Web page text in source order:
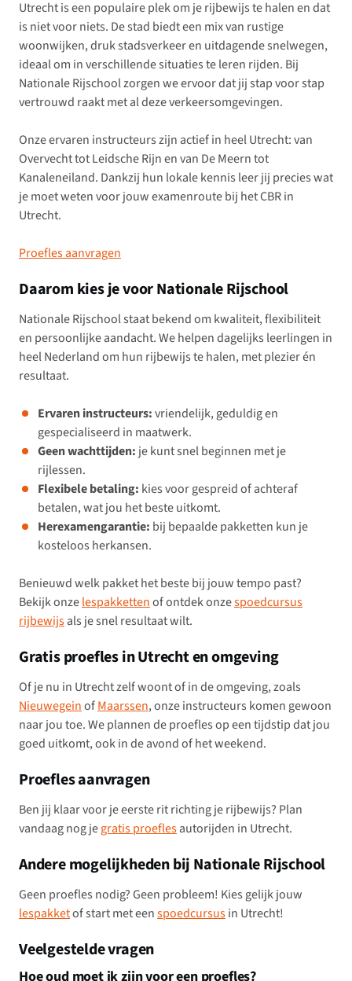
Utrecht is een populaire plek om je rijbewijs te halen en dat
is niet voor niets. De stad biedt een mix van rustige
woonwijken, druk stadsverkeer en uitdagende snelwegen,
ideaal om in verschillende situaties te leren rijden. Bij
Nationale Rijschool zorgen we ervoor dat jij stap voor stap
vertrouwd raakt met al deze verkeersomgevingen.
Onze ervaren instructeurs zijn actief in heel Utrecht: van
Overvecht tot Leidsche Rijn en van De Meern tot
Kanaleneiland. Dankzij hun lokale kennis leer jij precies wat
je moet weten voor jouw examenroute bij het CBR in
Utrecht.
Proefles aanvragen
Daarom kies je voor Nationale Rijschool
Nationale Rijschool staat bekend om kwaliteit, flexibiliteit
en persoonlijke aandacht. We helpen dagelijks leerlingen in
heel Nederland om hun rijbewijs te halen, met plezier én
resultaat.
Ervaren instructeurs:vriendelijk, geduldig en
gespecialiseerd in maatwerk.
Geen wachttijden: je kunt snel beginnen met je
rijlessen.
Flexibele betaling: kies voor gespreid of achteraf
betalen, wat jou het beste uitkomt.
Herexamengarantie: bij bepaalde pakketten kun je
kosteloos herkansen.
Benieuwd welk pakket het beste bij jouw tempo past?
Bekijk onzelespakkettenof ontdek onzespoedcursus
rijbewijsals je snel resultaat wilt.
Gratis proefles in Utrecht en omgeving
Of je nu in Utrecht zelf woont of in de omgeving, zoals
NieuwegeinofMaarssen, onze instructeurs komen gewoon
naar jou toe. We plannen de proefles op een tijdstip dat jou
goed uitkomt, ook in de avond of het weekend.
Proefles aanvragen
Ben jij klaar voor je eerste rit richting je rijbewijs? Plan
vandaag nog jegratis proeflesautorijden in Utrecht.
Andere mogelijkheden bij Nationale Rijschool
Geen proefles nodig? Geen probleem! Kies gelijk jouw
lespakketof start met eenspoedcursusin Utrecht!
Veelgestelde vragen
Hoe oud moet ik zijn voor een proefles?